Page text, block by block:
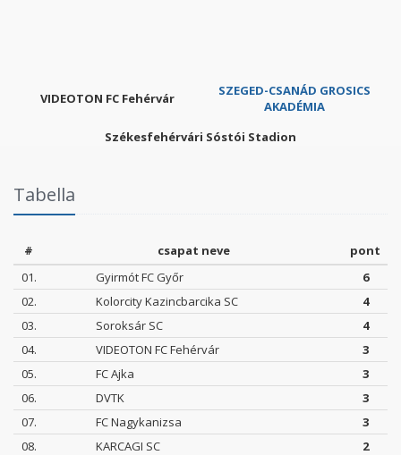
VIDEOTON FC Fehérvár
SZEGED-CSANÁD GROSICS
AKADÉMIA
Székesfehérvári Sóstói Stadion
Tabella
# csapat neve
pont
01.
Gyirmót FC Győr
6
02.
Kolorcity Kazincbarcika SC
4
03.
Soroksár SC
4
04.
VIDEOTON FC Fehérvár
3
05.
FC Ajka
3
06.
DVTK
3
07.
FC Nagykanizsa
3
08.
KARCAGI SC
2